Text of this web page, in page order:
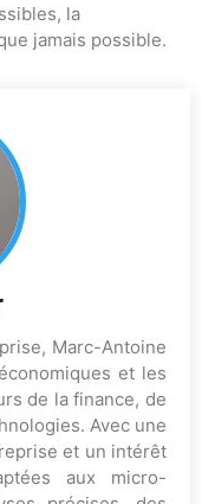
la
jamais possible.
Marc-Antoine
et les
de la finance, de
Avec une
et un intérêt
aux micro-